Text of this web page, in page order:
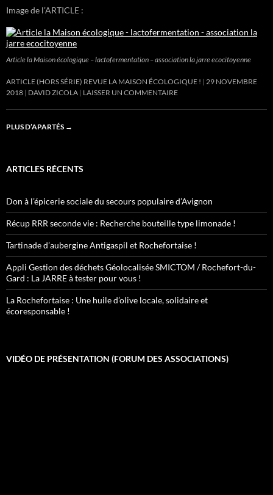
Image de l’ARTICLE :
Article la Maison écologique – lactofermentation – association la jarre ecocitoyenne
ARTICLE (HORS SÉRIE) REVUE LA MAISON ÉCOLOGIQUE !
29 NOVEMBRE
2018 DAVID ZICOLA LAISSER UN COMMENTAIRE
PLUS D’APARTÉS →
ARTICLES RÉCENTS
Don à l’épicerie sociale du secours populaire d’Avignon
Récup RRR seconde vie : Recherche bouteille type limonade !
Tartinade d’aubergine Antigaspil et Rochefortaise !
Appli Gestion des déchets Géolocalisée SMICTOM / Rochefort-du-
Gard : La JARRE à tester pour vous !
La Rochefortaise : Une huile d’olive locale, solidaire et
écoresponsable !
VIDÉO DE PRÉSENTATION (FORUM DES ASSOCIATIONS)